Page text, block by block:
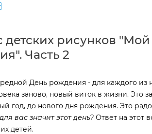
детских рисунков
Часть 2
День рождения - для каждого из
заново, новый виток в жизни. Это
год, до нового дня рождения. Это
вас значит этот день? Ответ на этот
детей.